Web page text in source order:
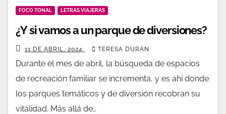
FOCO TONAL LETRAS VIAJERAS
¿Y si vamos a un parque de diversiones?
11 DE ABRIL, 2024 TERESA DURÁN
Durante el mes de abril, la búsqueda de espacios
de recreación familiar se incrementa, y es ahí donde
los parques temáticos y de diversión recobran su
vitalidad. Más allá de…